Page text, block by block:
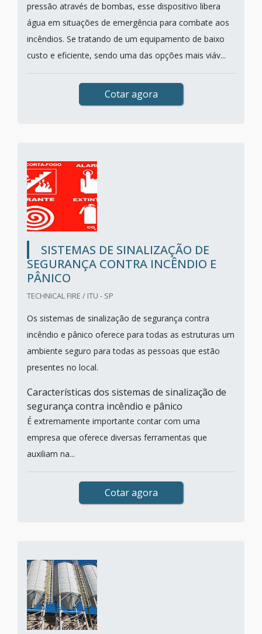
pressão através de bombas, esse dispositivo libera
água em situações de emergência para combate aos
incêndios. Se tratando de um equipamento de baixo
custo e eficiente, sendo uma das opções mais viáv...
Cotar agora
SISTEMAS DE SINALIZAÇÃO DE
SEGURANÇA CONTRA INCÊNDIO E
PÂNICO
TECHNICAL FIRE / ITU - SP
Os sistemas de sinalização de segurança contra
incêndio e pânico oferece para todas as estruturas um
ambiente seguro para todas as pessoas que estão
presentes no local.
Características dos sistemas de sinalização de
segurança contra incêndio e pânico
É extremamente importante contar com uma
empresa que oferece diversas ferramentas que
auxiliam na...
Cotar agora